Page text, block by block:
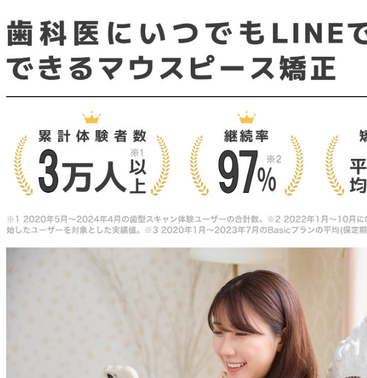
歯髄壊死
マウスピース矯正中に歯髄炎が疑われた場合の対応
マウスピース矯正中に歯がしみると感じたらすぐに連絡を